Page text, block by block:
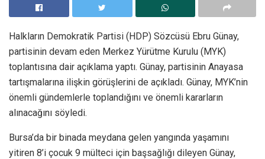
Halkların Demokratik Partisi (HDP) Sözcüsü Ebru Günay,
partisinin devam eden Merkez Yürütme Kurulu (MYK)
toplantısına dair açıklama yaptı. Günay, partisinin Anayasa
tartışmalarına ilişkin görüşlerini de açıkladı. Günay, MYK’nin
önemli gündemlerle toplandığını ve önemli kararların
alınacağını söyledi.
Bursa’da bir binada meydana gelen yangında yaşamını
yitiren 8’i çocuk 9 mülteci için başsağlığı dileyen Günay,